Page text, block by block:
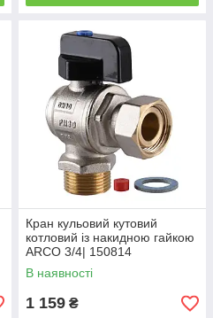
Кран кульовий кутовий
котловий із накидною гайкою
ARCO 3/4| 150814
В наявності
1 159 ₴